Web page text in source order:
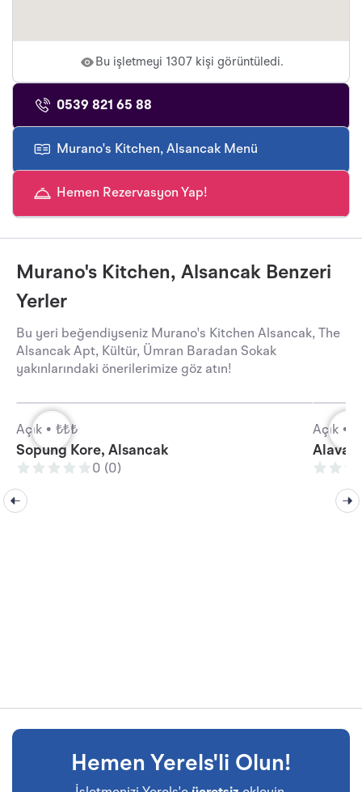
Bu işletmeyi 1307 kişi görüntüledi.
0539 821 65 88
Murano's Kitchen, Alsancak Menü
Hemen Rezervasyon Yap!
Murano's Kitchen, Alsancak Benzeri
Yerler
Bu yeri beğendiyseniz Murano's Kitchen Alsancak, The
Alsancak Apt, Kültür, Ümran Baradan Sokak
yakınlarındaki önerilerimize göz atın!
Açık • ₺₺₺
Sopung Kore, Alsancak
0 (0)
Açık •
Hemen Yerels'li Olun!